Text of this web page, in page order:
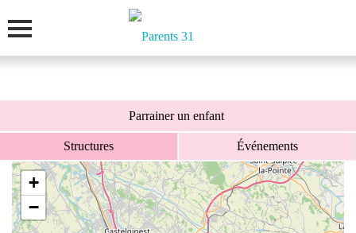
Accueil Accompagner le handicap > Parrainer un enfant
Parrainer un enfant
Structures Événements
+
−